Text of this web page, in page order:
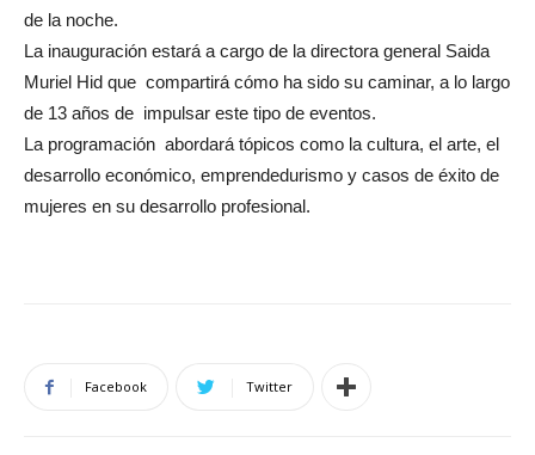
de la noche.
La inauguración estará a cargo de la directora general Saida
Muriel Hid que compartirá cómo ha sido su caminar, a lo largo
de 13 años de impulsar este tipo de eventos.
La programación abordará tópicos como la cultura, el arte, el
desarrollo económico, emprendedurismo y casos de éxito de
mujeres en su desarrollo profesional.
Facebook Twitter